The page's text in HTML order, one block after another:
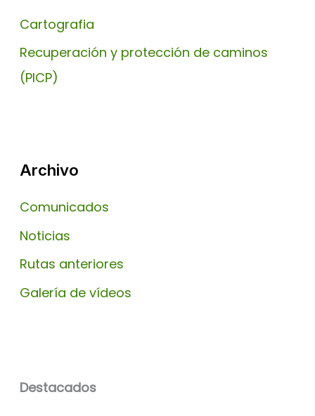
Cartografia
Recuperación y protección de caminos
(PICP)
Archivo
Comunicados
Noticias
Rutas anteriores
Galería de vídeos
Destacados